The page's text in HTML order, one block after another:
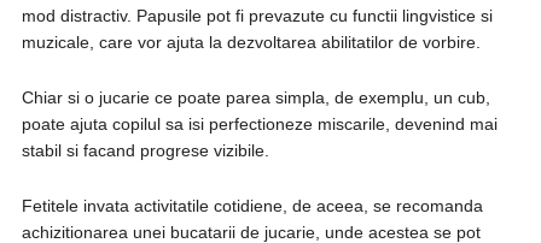
mod distractiv. Papusile pot fi prevazute cu functii lingvistice si
muzicale, care vor ajuta la dezvoltarea abilitatilor de vorbire.
Chiar si o jucarie ce poate parea simpla, de exemplu, un cub,
poate ajuta copilul sa isi perfectioneze miscarile, devenind mai
stabil si facand progrese vizibile.
Fetitele invata activitatile cotidiene, de aceea, se recomanda
achizitionarea unei bucatarii de jucarie, unde acestea se pot